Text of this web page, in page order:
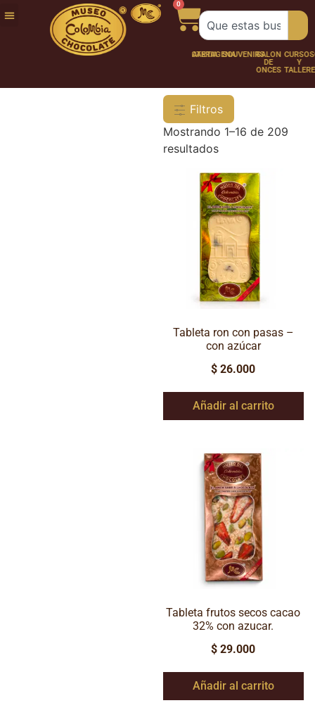
0
FUNDACIÓNNUESTRATRABAJA
CHOCOLATERÍA
CARTAGENASOUVENIRSSALÓN
DE
ONCES
CURSOS
Y
Filtros
Mostrando 1–16 de 209
resultados
Tableta ron con pasas –
con azúcar
$ 26.000
Añadir al carrito
Tableta frutos secos cacao
32% con azucar.
$ 29.000
Añadir al carrito